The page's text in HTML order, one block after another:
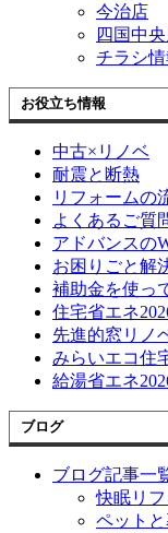
今治店
四国中
チラシ情
お役立ち情報
中古×リノベ
耐震と断熱
リフォームの
よくあるご質
アドバンスの
お困りごと解
補助金を使っ
住宅省エネ
先進的窓リノ
みらいエコ住
給湯省エネ
ブログ
ブログ記事一
快眠リ
ペット